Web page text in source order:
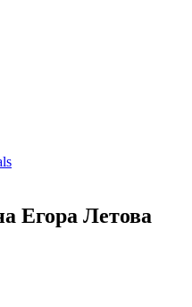
Егора Летова